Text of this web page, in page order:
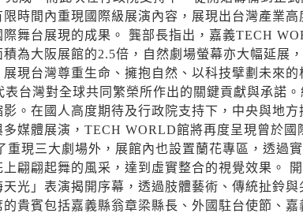
時間內重現國際級展演內容，展現出台灣產業
舞台展現的成果。 龔部長指出，嘉義TECH
積為大阪展館的2.5倍，自然劇場螢幕亦大幅延展
現台灣尊重生命、擁抱自然、以科技擘劃未來
台灣對全球共同繁榮所作出的關鍵貢獻與承諾
。在國人高度期待及行政院支持下，中央與地
媒體展演，TECH WORLD館將再度呈現曾於
重現三大劇場外，展館內也設置蘭花專區，透過
翩翩起舞的風采，達到虛實整合的視覺效果。
光」表演揭開序幕，透過肢體藝術、傳統扯鈴
貴賓包括嘉義縣翁章梁縣長、外國駐台使節、